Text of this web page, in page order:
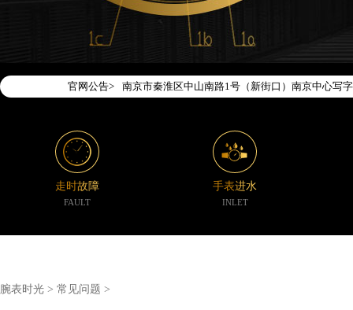
官网公告>
天津市和平区赤峰道136号天津国际金融中心写字
上海市徐汇区虹桥路3号港汇中心写字楼2座37层
上海市黄浦区南京东路299号宏伊国际广场写字楼
南京市秦淮区中山南路1号（新街口）南京中心写
徐州市鼓楼区淮海东路29号苏宁广场IFC国际金融
扬州市邗江区国展路29号星耀天地写字楼1号楼18
盐城市盐都区世纪大道5号盐城金融城写字楼1号
泰州市海陵区永定东路399号置地商务中心东塔写
走时故障
FAULT
手表进水
INLET
腕表时光 > 常见问题 >